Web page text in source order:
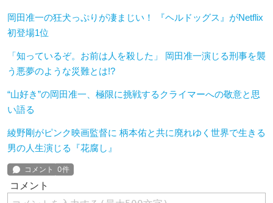
岡田准一の狂犬っぷりが凄まじい！ 『ヘルドッグス』がNetflix
初登場1位
「知っているぞ。お前は人を殺した」 岡田准一演じる刑事を襲
う悪夢のような災難とは!?
“山好き”の岡田准一、極限に挑戦するクライマーへの敬意と思
い語る
綾野剛がピンク映画監督に 柄本佑と共に廃れゆく世界で生きる
男の人生演じる『花腐し』